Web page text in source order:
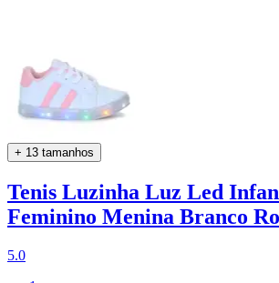
+ 13 tamanhos
Tenis Luzinha Luz Led
Feminino Menina Branco
5.0